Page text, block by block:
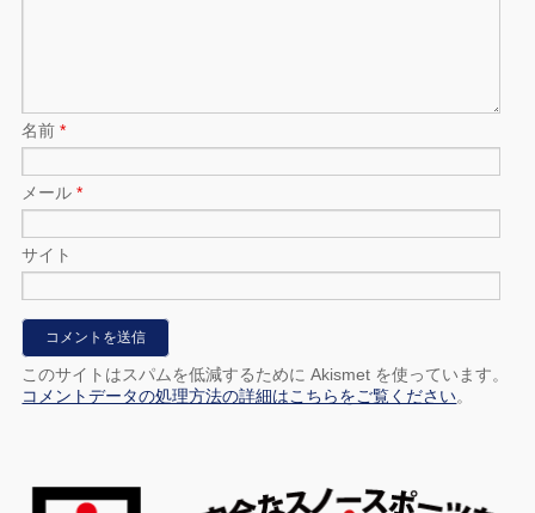
名前*
メール*
サイト
このサイトはスパムを低減するために Akismet を使っています。
コメントデータの処理方法の詳細はこちらをご覧ください。